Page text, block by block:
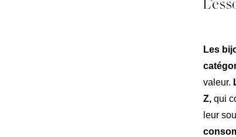
Les
valeur.
Z, qui
leur